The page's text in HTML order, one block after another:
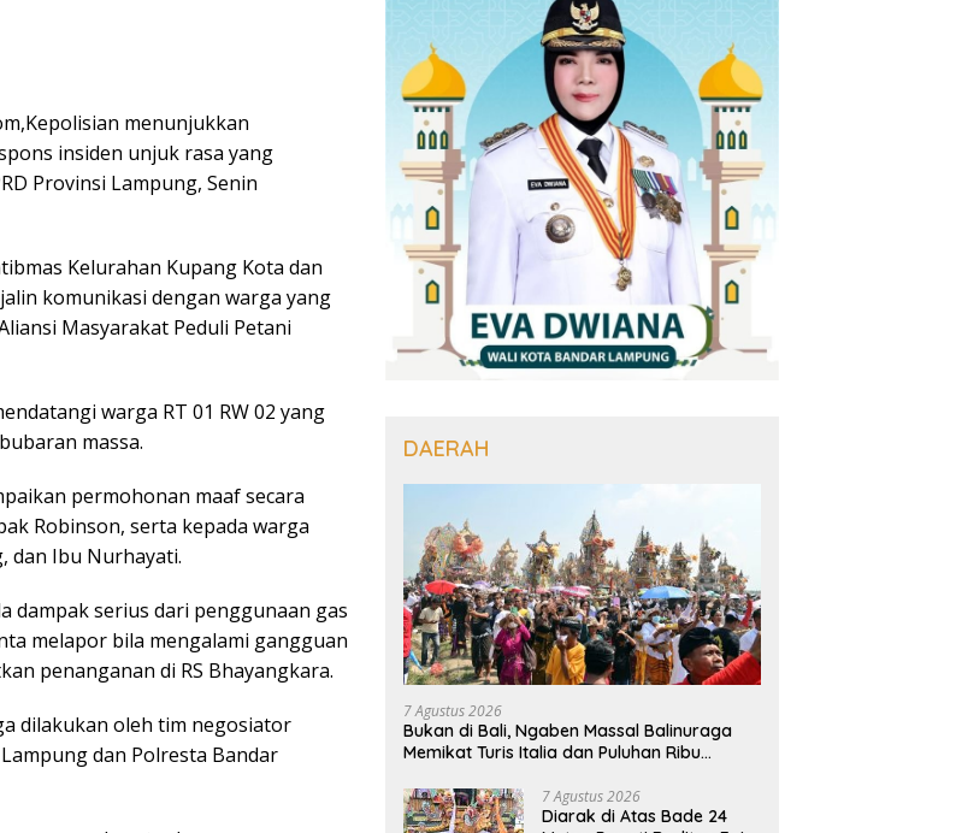
menunjukkan
insiden unjuk rasa yang
Provinsi Lampung, Senin
Kelurahan Kupang Kota dan
komunikasi dengan warga yang
Masyarakat Peduli Petani
warga RT 01 RW 02 yang
massa.
permohonan maaf secara
Robinson, serta kepada warga
dan Ibu Nurhayati.
dampak serius dari penggunaan gas
melapor bila mengalami gangguan
penanganan di RS Bhayangkara.
dilakukan oleh tim negosiator
dan Polresta Bandar
DAERAH
7 Agustus 2026
Bukan di Bali, Ngaben Massal Balinuraga
Memikat Turis Italia dan Puluhan Ribu
7 Agustus 2026
Diarak di Atas Bade 24